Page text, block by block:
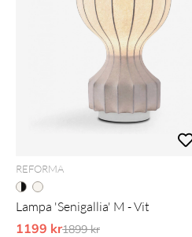
REFORMA
Lampa 'Senigallia' M - Vit
1199 krOrdinarie pris:
1899 kr